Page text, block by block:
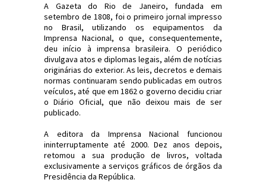
A Gazeta do Rio de Janeiro, fundada em
setembro de 1808, foi o primeiro jornal impresso
no Brasil, utilizando os equipamentos da
Imprensa Nacional, o que, consequentemente,
deu início à imprensa brasileira. O periódico
divulgava atos e diplomas legais, além de notícias
originárias do exterior. As leis, decretos e demais
normas continuaram sendo publicadas em outros
veículos, até que em 1862 o governo decidiu criar
o Diário Oficial, que não deixou mais de ser
publicado.
A editora da Imprensa Nacional funcionou
ininterruptamente até 2000. Dez anos depois,
retomou a sua produção de livros, voltada
exclusivamente a serviços gráficos de órgãos da
Presidência da República.